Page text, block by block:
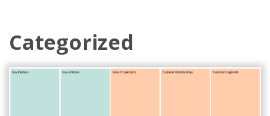
Categorized